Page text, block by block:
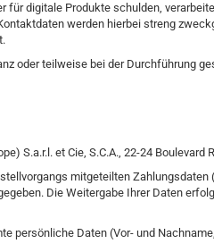
digitale Produkte schulden,
werden hierbei streng
oder teilweise bei der Durchführung
S.a.r.l. et Cie, S.C.A., 22-24 Boulevard
mitgeteilten
Die Weitergabe Ihrer Daten
Daten (Vor- und